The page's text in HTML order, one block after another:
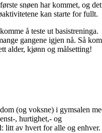
snøen har kommet, og det
kan starte for fullt.
å teste ut basistreninga.
gangene igjen nå. Så kom
alder, kjønn og målsetting!
(og voksne) i gymsalen
, hurtighet,- og
litt av hvert for alle og enhver.